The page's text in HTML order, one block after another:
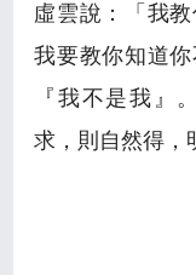
虛雲說：「我
我要教你知道
『我不是我』
求，則自然得，